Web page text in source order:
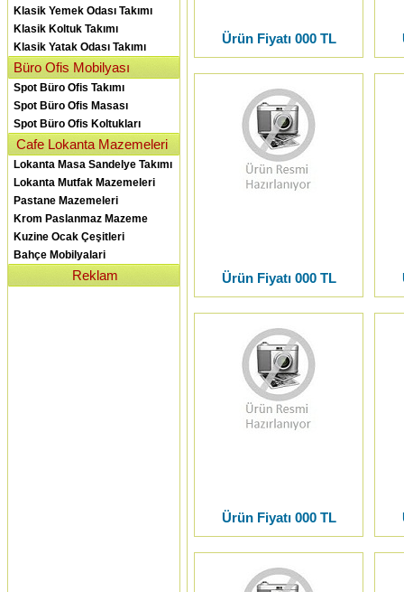
Klasik Yemek Odası Takımı
Klasik Koltuk Takımı
Klasik Yatak Odası Takımı
Büro Ofis Mobilyası
Spot Büro Ofis Takımı
Spot Büro Ofis Masası
Spot Büro Ofis Koltukları
Cafe Lokanta Mazemeleri
Lokanta Masa Sandelye Takımı
Lokanta Mutfak Mazemeleri
Pastane Mazemeleri
Krom Paslanmaz Mazeme
Kuzine Ocak Çeşitleri
Bahçe Mobilyalari
Reklam
Ürün Fiyatı 000 TL
Ürün Fiyatı 000 TL
Ürün Fiyatı 000 TL